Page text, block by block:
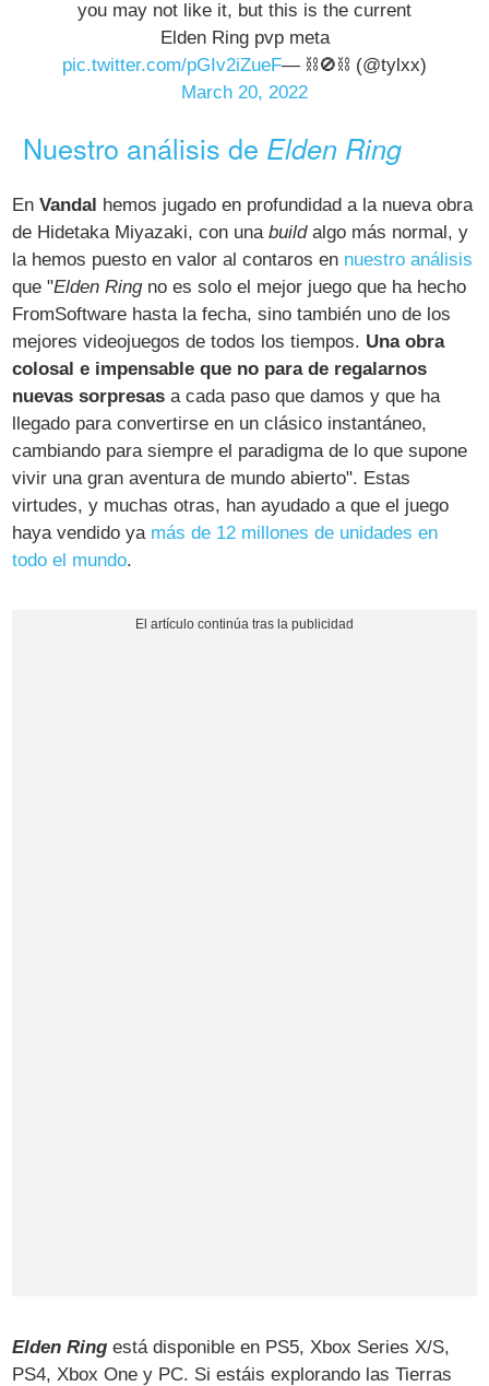
you may not like it, but this is the current
Elden Ring pvp meta
pic.twitter.com/pGIv2iZueF— ⛓️🚫⛓️ (@tylxx)
March 20, 2022
Nuestro análisis de Elden Ring
EnVandal hemos jugado en profundidad a la nueva obra
de Hidetaka Miyazaki, con unabuildalgo más normal, y
la hemos puesto en valor al contaros en nuestro análisis
que "Elden Ringno es solo el mejor juego que ha hecho
FromSoftware hasta la fecha, sino también uno de los
mejores videojuegos de todos los tiempos. Una obra
colosal e impensable que no para de regalarnos
nuevas sorpresas a cada paso que damos y que ha
llegado para convertirse en un clásico instantáneo,
cambiando para siempre el paradigma de lo que supone
vivir una gran aventura de mundo abierto". Estas
virtudes, y muchas otras, han ayudado a que el juego
haya vendido ya más de 12 millones de unidades en
todo el mundo.
Elden Ring está disponible en PS5, Xbox Series X/S,
PS4, Xbox One y PC. Si estáis explorando las Tierras